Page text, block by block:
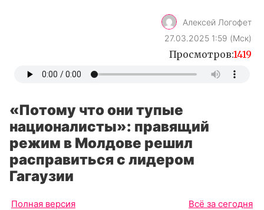
Алексей Логофет
27.03.2025 1:59 (Мск)
Просмотров:1419
«Потому что они тупые
националисты»: правящий
режим в Молдове решил
расправиться с лидером
Гагаузии
Полная версия Всё за сегодня